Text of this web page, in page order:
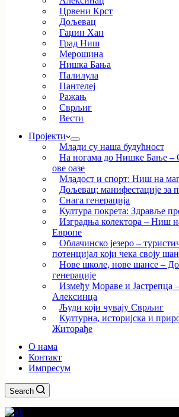
Црвени Крст
Дољевац
Гаџин Хан
Град Ниш
Мерошина
Нишка Бања
Палилула
Пантелеј
Ражањ
Сврљиг
Вести
Пројекти
Млади су наша будућност
На ногама до Нишке Бање –
ове оазе
Младост и спорт: Ниш на
Дољевац: манифестације за
Снага генерација
Култура покрета: Здравље
Изградња колектора – Ниш
Европе
Облачинско језеро –
потенцијал који чека своју
Нове школе, нове шансе –
генерације
Између Мораве и Јастрепца
Алексинца
Људи који чувају Сврљиг
Културна, историјска и
Житорађе
О нама
Контакт
Импресум
Search